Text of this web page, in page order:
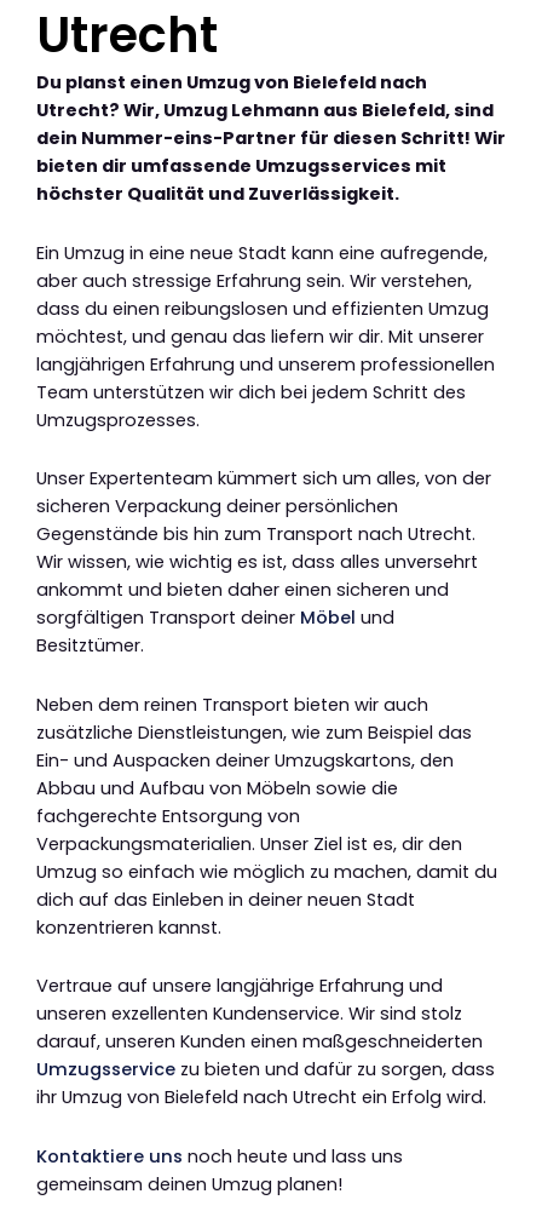
Utrecht
Du planst einen Umzug von Bielefeld nach
Utrecht? Wir, Umzug Lehmann aus Bielefeld, sind
dein Nummer-eins-Partner für diesen Schritt! Wir
bieten dir umfassende Umzugsservices mit
höchster Qualität und Zuverlässigkeit.
Ein Umzug in eine neue Stadt kann eine aufregende,
aber auch stressige Erfahrung sein. Wir verstehen,
dass du einen reibungslosen und effizienten Umzug
möchtest, und genau das liefern wir dir. Mit unserer
langjährigen Erfahrung und unserem professionellen
Team unterstützen wir dich bei jedem Schritt des
Umzugsprozesses.
Unser Expertenteam kümmert sich um alles, von der
sicheren Verpackung deiner persönlichen
Gegenstände bis hin zum Transport nach Utrecht.
Wir wissen, wie wichtig es ist, dass alles unversehrt
ankommt und bieten daher einen sicheren und
sorgfältigen Transport deiner Möbel und
Besitztümer.
Neben dem reinen Transport bieten wir auch
zusätzliche Dienstleistungen, wie zum Beispiel das
Ein- und Auspacken deiner Umzugskartons, den
Abbau und Aufbau von Möbeln sowie die
fachgerechte Entsorgung von
Verpackungsmaterialien. Unser Ziel ist es, dir den
Umzug so einfach wie möglich zu machen, damit du
dich auf das Einleben in deiner neuen Stadt
konzentrieren kannst.
Vertraue auf unsere langjährige Erfahrung und
unseren exzellenten Kundenservice. Wir sind stolz
darauf, unseren Kunden einen maßgeschneiderten
Umzugsservice zu bieten und dafür zu sorgen, dass
ihr Umzug von Bielefeld nach Utrecht ein Erfolg wird.
Kontaktiere uns noch heute und lass uns
gemeinsam deinen Umzug planen!